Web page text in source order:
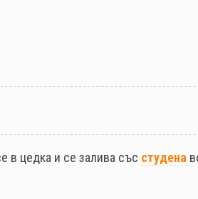
в цедка и се залива със студена